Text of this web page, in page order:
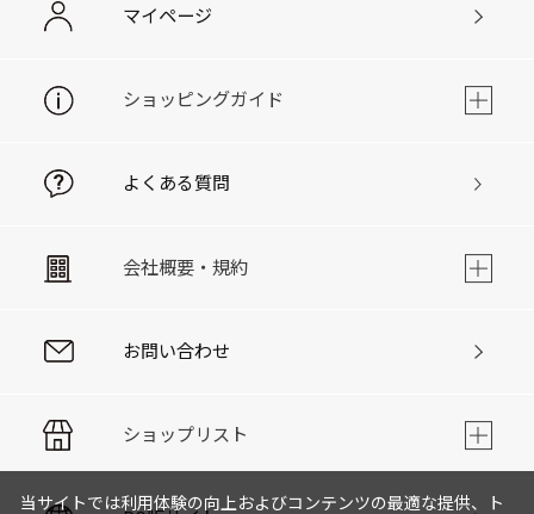
マイページ
ショッピングガイド
よくある質問
会社概要・規約
お問い合わせ
ショップリスト
当サイトでは利用体験の向上およびコンテンツの最適な提供、ト